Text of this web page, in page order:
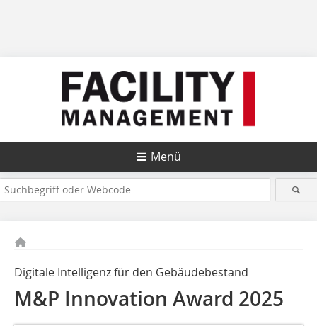
Menü
Digitale Intelligenz für den Gebäudebestand
M&P Innovation Award 2025